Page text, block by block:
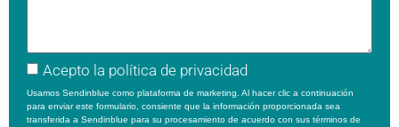
Acepto la política de privacidad
Usamos Sendinblue como plataforma de marketing. Al hacer clic a continuación
para enviar este formulario, consiente que la información proporcionada sea
transferida a Sendinblue para su procesamiento de acuerdo con sus términos de